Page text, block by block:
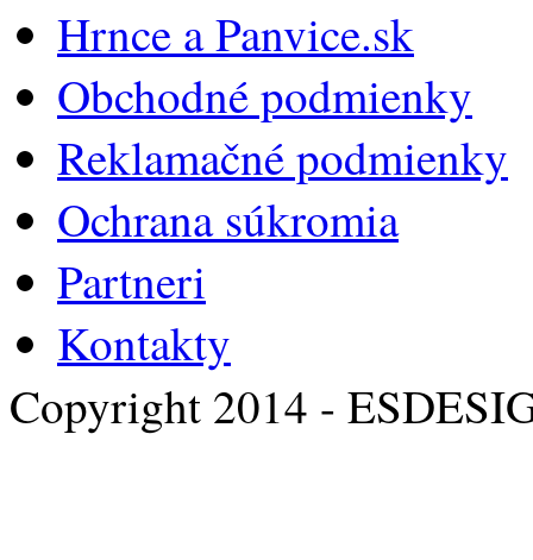
Hrnce a Panvice.sk
Obchodné podmienky
Reklamačné podmienky
Ochrana súkromia
Partneri
Kontakty
Copyright 2014 -